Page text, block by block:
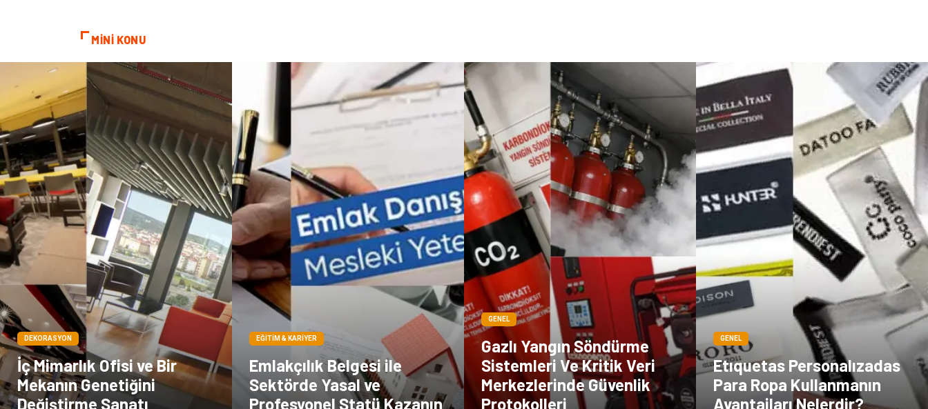
MİNİ KONU
DEKORASYON
İç Mimarlık Ofisi ve Bir
Mekanın Genetiğini
Değiştirme Sanatı
EĞITIM & KARIYER
Emlakçılık Belgesi ile
Sektörde Yasal ve
Profesyonel Statü Kazanın
GENEL
Gazlı Yangın Söndürme
Sistemleri Ve Kritik Veri
Merkezlerinde Güvenlik
Protokolleri
GENEL
Etıquetas Personalızadas
Para Ropa Kullanmanın
Avantajları Nelerdir?